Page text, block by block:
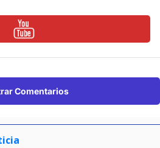
Comentarios